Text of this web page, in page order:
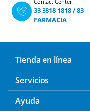
Contact Center:
33 3818 1818/83
FARMACIA
Tienda en línea
Servicios
Ayuda